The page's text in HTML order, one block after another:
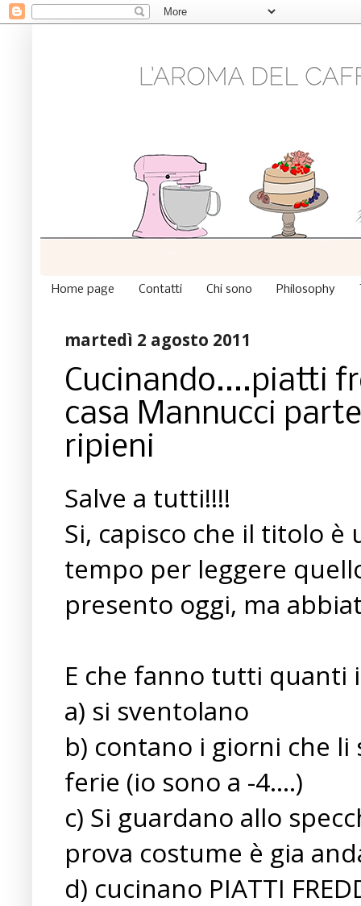
Home page Contatti Chi sono Philosophy
martedì 2 agosto 2011
Cucinando....piatti
casa Mannucci
ripieni
Salve a tutti!!!!
Si, capisco che il titolo
tempo per leggere
presento oggi, ma
E che fanno tutti quanti
a) si sventolano
b) contano i giorni che
ferie (io sono a -4....)
c) Si guardano allo
prova costume è gia
d) cucinano PIATTI